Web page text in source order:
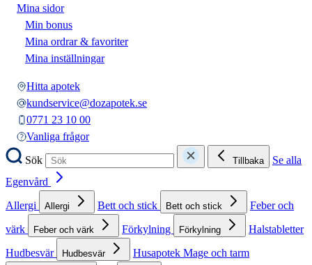
Mina sidor
Min bonus
Mina ordrar & favoriter
Mina inställningar
Hitta apotek
kundservice@dozapotek.se
0771 23 10 00
Vanliga frågor
Sök
Tillbaka
Se alla
Egenvård
Allergi
Allergi Bett och stick Bett och stick
Feber och
värk
Feber och värk Förkylning Förkylning
Halstabletter
Hudbesvär
Hudbesvär Husapotek Mage och tarm